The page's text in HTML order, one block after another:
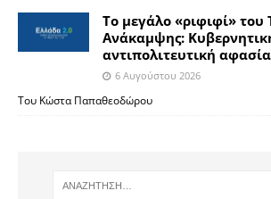
Το μεγάλο «ριφιφί» του
Ανάκαμψης:
αντιπολιτευτική αφασία
6 Αυγούστου 2026
Του Κώστα Παπαθεοδώρου